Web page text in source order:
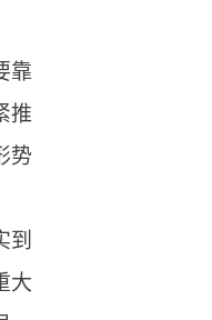
靠
推
势
到
大